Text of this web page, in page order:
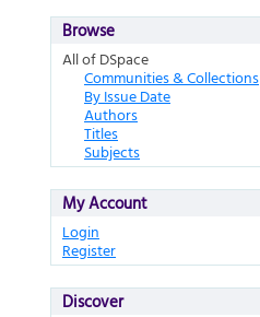
Browse
All of DSpace
Communities & Collections
By Issue Date
Authors
Titles
Subjects
My Account
Login
Register
Discover